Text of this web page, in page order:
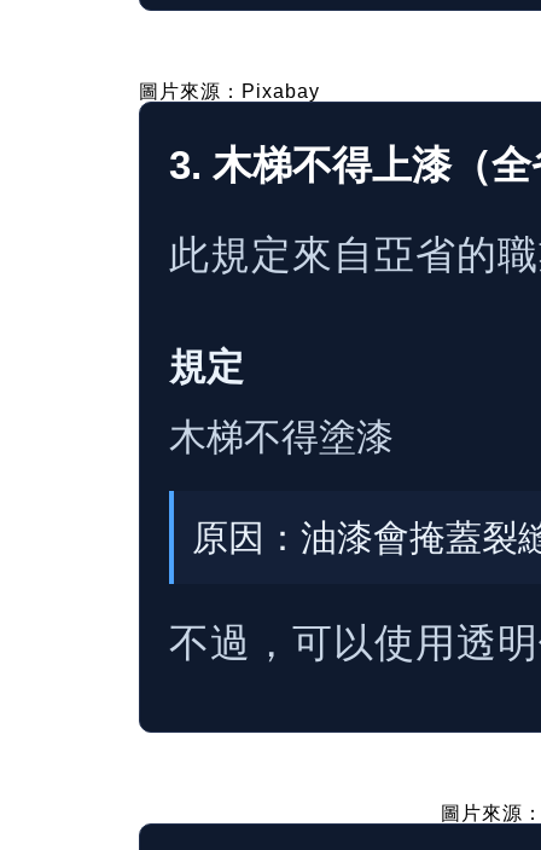
圖片來源：Pixabay
3. 木梯不得上漆（
此規定來自亞省的
規定
木梯不得塗漆
原因：油漆會掩蓋裂
不過，可以使用透
圖片來源